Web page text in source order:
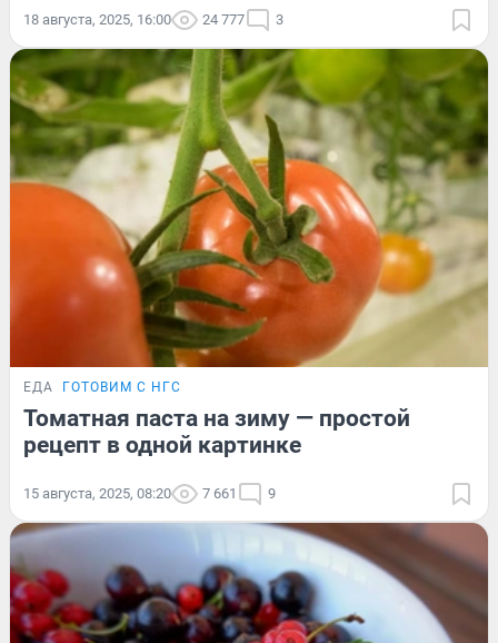
18 августа, 2025, 16:00 24 777 3
ЕДА ГОТОВИМ С НГС
Томатная паста на зиму — простой
рецепт в одной картинке
15 августа, 2025, 08:20 7 661 9